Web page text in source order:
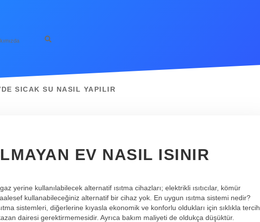
SICAK SU NASIL YAPILIR
EV NASIL ISINIR
yerine kullanılabilecek alternatif ısıtma cihazları; elektrikli ısıtıcılar, kömür
kullanabileceğiniz alternatif bir cihaz yok. En uygun ısıtma sistemi nedir?
sistemleri, diğerlerine kıyasla ekonomik ve konforlu oldukları için sıklıkla tercih
dairesi gerektirmemesidir. Ayrıca bakım maliyeti de oldukça düşüktür.